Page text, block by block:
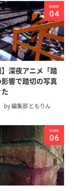
】深夜アニメ「踏
響で踏切の写真
た
by 編集部 ともりん